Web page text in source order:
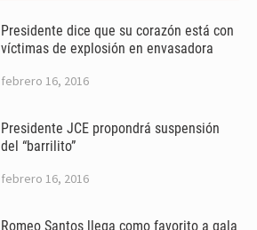
Presidente dice que su corazón está con
víctimas de explosión en envasadora
febrero 16, 2016
Presidente JCE propondrá suspensión
del “barrilito”
febrero 16, 2016
Romeo Santos llega como favorito a gala